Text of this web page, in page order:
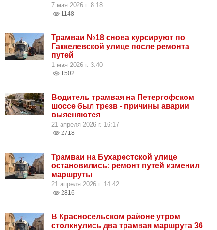
7 мая 2026 г. 8:18
1148
Трамваи №18 снова курсируют по
Гаккелевской улице после ремонта
путей
1 мая 2026 г. 3:40
1502
Водитель трамвая на Петергофском
шоссе был трезв - причины аварии
выясняются
21 апреля 2026 г. 16:17
2718
Трамваи на Бухарестской улице
остановились: ремонт путей изменил
маршруты
21 апреля 2026 г. 14:42
2816
В Красносельском районе утром
столкнулись два трамвая маршрута 36